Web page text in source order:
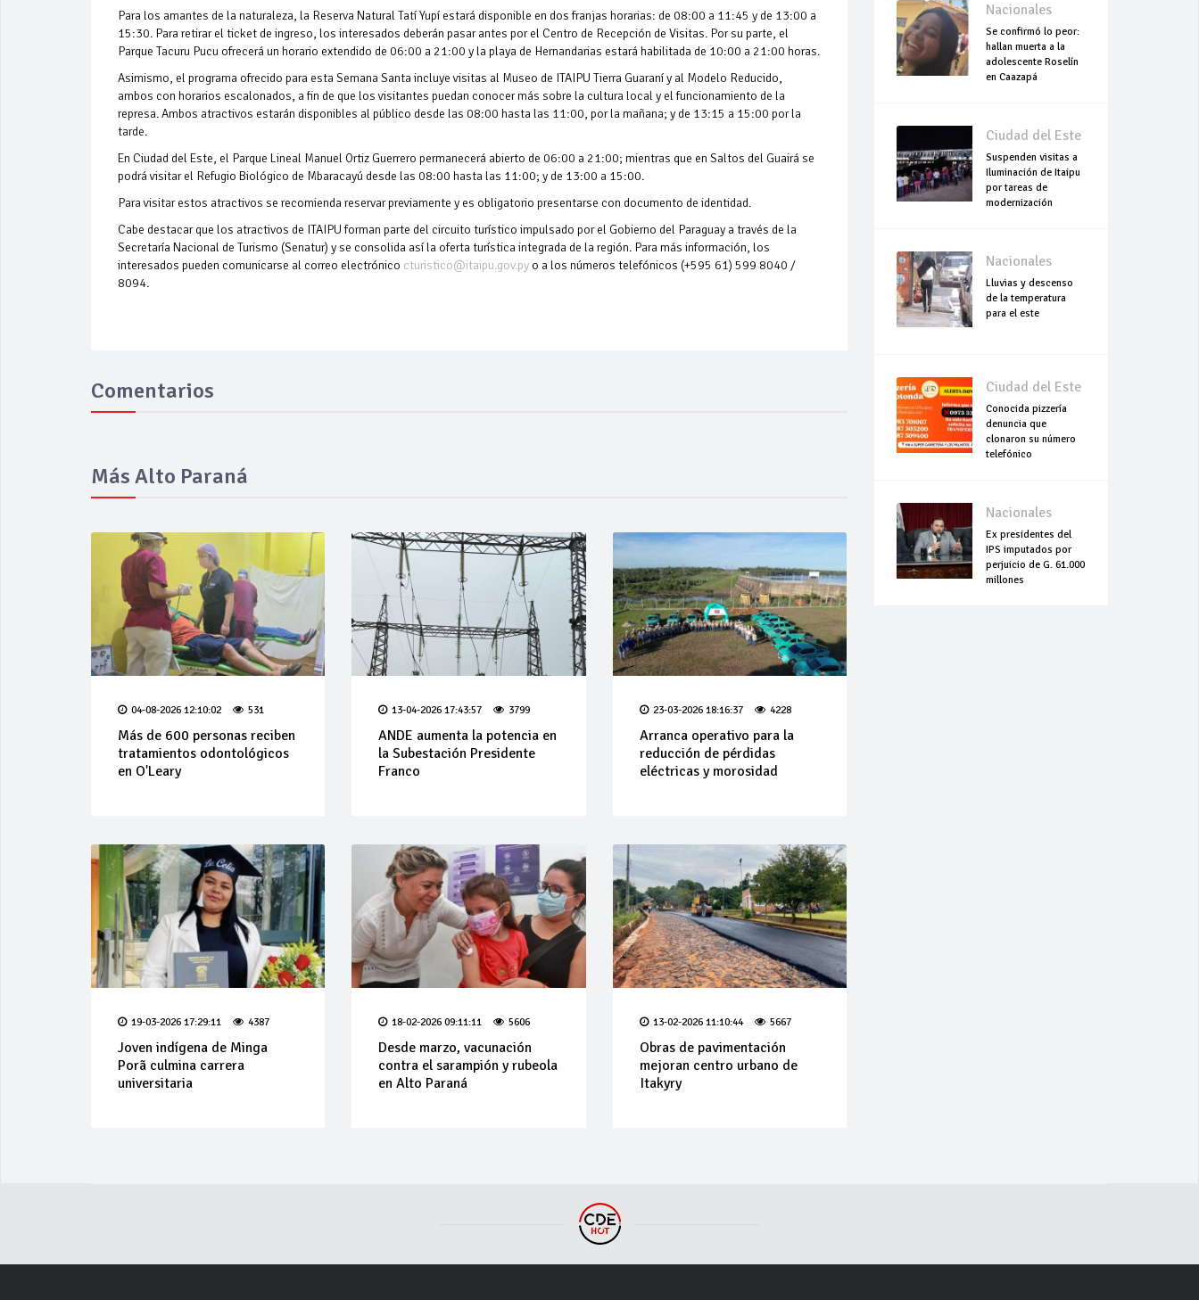
Para los amantes de la naturaleza, la Reserva Natural Tatí Yupí estará disponible en dos franjas horarias: de 08:00 a 11:45 y de 13:00 a
15:30. Para retirar el ticket de ingreso, los interesados deberán pasar antes por el Centro de Recepción de Visitas. Por su parte, el
Parque Tacuru Pucu ofrecerá un horario extendido de 06:00 a 21:00 y la playa de Hernandarias estará habilitada de 10:00 a 21:00 horas.
Asimismo, el programa ofrecido para esta Semana Santa incluye visitas al Museo de ITAIPU Tierra Guaraní y al Modelo Reducido,
ambos con horarios escalonados, a fin de que los visitantes puedan conocer más sobre la cultura local y el funcionamiento de la
represa. Ambos atractivos estarán disponibles al público desde las 08:00 hasta las 11:00, por la mañana; y de 13:15 a 15:00 por la
tarde.
En Ciudad del Este, el Parque Lineal Manuel Ortiz Guerrero permanecerá abierto de 06:00 a 21:00; mientras que en Saltos del Guairá se
podrá visitar el Refugio Biológico de Mbaracayú desde las 08:00 hasta las 11:00; y de 13:00 a 15:00.
Para visitar estos atractivos se recomienda reservar previamente y es obligatorio presentarse con documento de identidad.
Cabe destacar que los atractivos de ITAIPU forman parte del circuito turístico impulsado por el Gobierno del Paraguay a través de la
Secretaría Nacional de Turismo (Senatur) y se consolida así la oferta turística integrada de la región. Para más información, los
interesados pueden comunicarse al correo electrónico cturistico@itaipu.gov.py o a los números telefónicos (+595 61) 599 8040 /
8094.
Comentarios
Más Alto Paraná
04-08-2026 12:10:02 531
Más de 600 personas reciben
tratamientos odontológicos
en O'Leary
13-04-2026 17:43:57 3799
ANDE aumenta la potencia en
la Subestación Presidente
Franco
23-03-2026 18:16:37 4228
Arranca operativo para la
reducción de pérdidas
eléctricas y morosidad
19-03-2026 17:29:11 4387
Joven indígena de Minga
Porã culmina carrera
universitaria
18-02-2026 09:11:11 5606
Desde marzo, vacunación
contra el sarampión y rubeola
en Alto Paraná
13-02-2026 11:10:44 5667
Obras de pavimentación
mejoran centro urbano de
Itakyry
Nacionales
Se confirmó lo peor:
hallan muerta a la
adolescente Roselín
en Caazapá
Ciudad del Este
Suspenden visitas a
Iluminación de Itaipu
por tareas de
modernización
Nacionales
Lluvias y descenso
de la temperatura
para el este
Ciudad del Este
Conocida pizzería
denuncia que
clonaron su número
telefónico
Nacionales
Ex presidentes del
IPS imputados por
perjuicio de G. 61.000
millones